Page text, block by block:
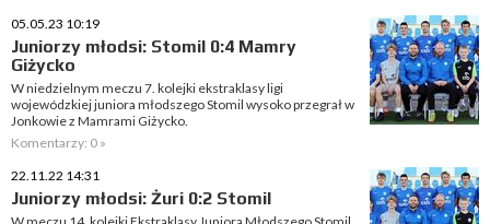
05.05.23 10:19
Juniorzy młodsi: Stomil 0:4 Mamry
Giżycko
W niedzielnym meczu 7. kolejki ekstraklasy ligi
wojewódzkiej juniora młodszego Stomil wysoko przegrał w
Jonkowie z Mamrami Giżycko.
Komentarzy: 0 »
22.11.22 14:31
Juniorzy młodsi: Żuri 0:2 Stomil